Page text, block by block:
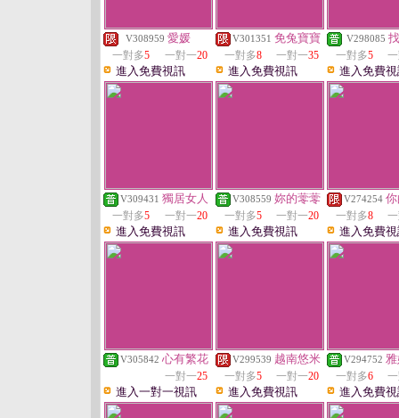
V308959 愛媛
一對多5 一對一20
進入免費視訊
V301351 免兔寶寶
一對多8 一對一35
進入免費視訊
V298085
一對多5
進入免費
V309431 獨居女人
一對多5 一對一20
進入免費視訊
V308559 妳的蕶蕶
一對多5 一對一20
進入免費視訊
V274254
一對多8
進入免費
V305842 心有繁花
一對一25
進入一對一視訊
V299539 越南悠米
一對多5 一對一20
進入免費視訊
V294752
一對多6
進入免費